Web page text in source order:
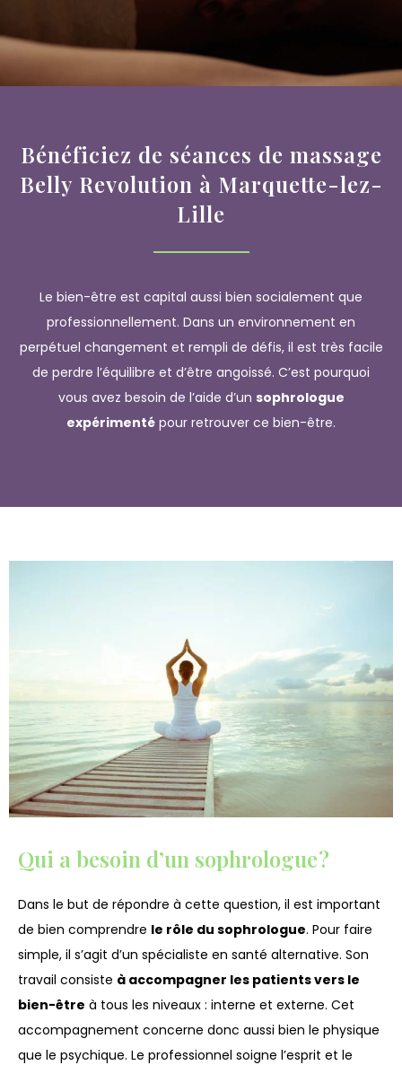
Bénéficiez de séances de massage
Belly Revolution à Marquette-lez-
Lille
Le bien-être est capital aussi bien socialement que
professionnellement. Dans un environnement en
perpétuel changement et rempli de défis, il est très facile
de perdre l’équilibre et d’être angoissé. C’est pourquoi
vous avez besoin de l’aide d’un sophrologue
expérimenté pour retrouver ce bien-être.
Qui a besoin d’un sophrologue ?
Dans le but de répondre à cette question, il est important
de bien comprendre le rôle du sophrologue. Pour faire
simple, il s’agit d’un spécialiste en santé alternative. Son
travail consiste à accompagner les patients vers le
bien-être à tous les niveaux : interne et externe. Cet
accompagnement concerne donc aussi bien le physique
que le psychique. Le professionnel soigne l’esprit et le